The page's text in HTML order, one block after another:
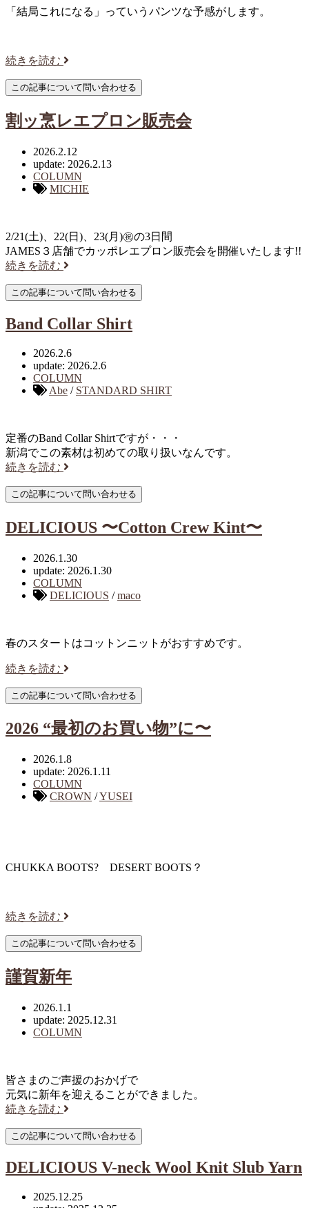
「結局これになる」っていうパンツな予感がします。
続きを読む
割ッ烹レエプロン販売会
2026.2.12
update: 2026.2.13
COLUMN
MICHIE
2/21(土)、22(日)、23(月)㊗︎の3日間
JAMES３店舗でカッポレエプロン販売会を開催いたします!!
続きを読む
Band Collar Shirt
2026.2.6
update: 2026.2.6
COLUMN
Abe / STANDARD SHIRT
定番のBand Collar Shirtですが・・・
新潟でこの素材は初めての取り扱いなんです。
続きを読む
DELICIOUS 〜Cotton Crew Kint〜
2026.1.30
update: 2026.1.30
COLUMN
DELICIOUS /maco
春のスタートはコットンニットがおすすめです。
続きを読む
2026 “最初のお買い物”に〜
2026.1.8
update: 2026.1.11
COLUMN
CROWN /YUSEI
CHUKKA BOOTS? DESERT BOOTS？
続きを読む
謹賀新年
2026.1.1
update: 2025.12.31
COLUMN
皆さまのご声援のおかげで
元気に新年を迎えることができました。
続きを読む
DELICIOUS V-neck Wool Knit Slub Yarn
2025.12.25